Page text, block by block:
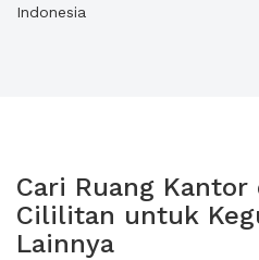
Indonesia
Cari Ruang Kantor
Cililitan untuk
Lainnya